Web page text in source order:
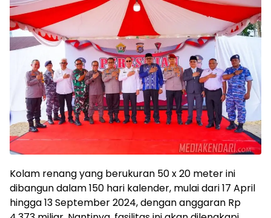
Kolam renang yang berukuran 50 x 20 meter ini
dibangun dalam 150 hari kalender, mulai dari 17 April
hingga 13 September 2024, dengan anggaran Rp